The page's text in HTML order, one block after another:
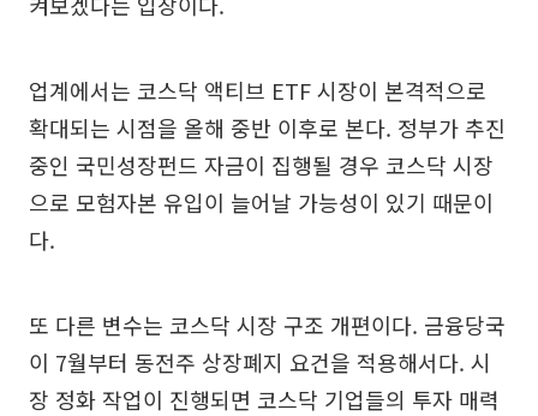
업계에서는 코스닥 액티브 ETF 시장이 본격적으로
확대되는 시점을 올해 중반 이후로 본다. 정부가 추진
중인 국민성장펀드 자금이 집행될 경우 코스닥 시장
으로 모험자본 유입이 늘어날 가능성이 있기 때문이
다.
또 다른 변수는 코스닥 시장 구조 개편이다. 금융당국
이 7월부터 동전주 상장폐지 요건을 적용해서다. 시
장 정화 작업이 진행되면 코스닥 기업들의 투자 매력